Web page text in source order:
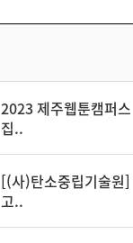
2023 제주웹툰캠퍼
집..
[(사)탄소중립기술원
고..